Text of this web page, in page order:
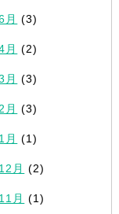
月 (3)
月 (2)
月 (3)
月 (3)
月 (1)
月 (2)
月 (1)